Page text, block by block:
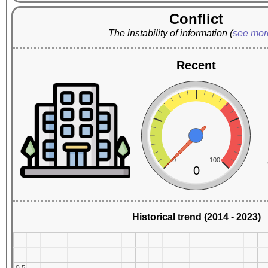
Conflict
The instability of information (see
Recent
0 100
0
Historical trend (2014 - 2023)